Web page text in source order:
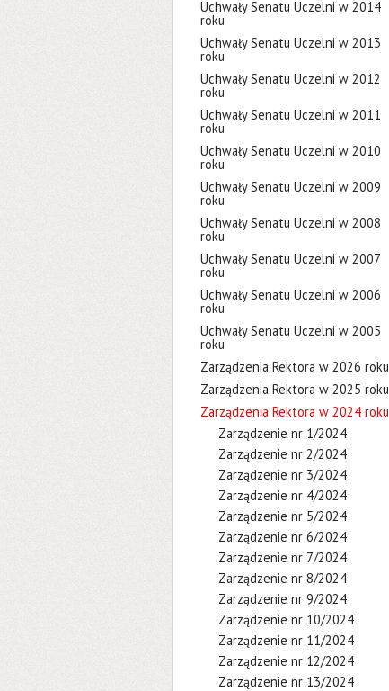
Uchwały Senatu Uczelni w 2014
roku
Uchwały Senatu Uczelni w 2013
roku
Uchwały Senatu Uczelni w 2012
roku
Uchwały Senatu Uczelni w 2011
roku
Uchwały Senatu Uczelni w 2010
roku
Uchwały Senatu Uczelni w 2009
roku
Uchwały Senatu Uczelni w 2008
roku
Uchwały Senatu Uczelni w 2007
roku
Uchwały Senatu Uczelni w 2006
roku
Uchwały Senatu Uczelni w 2005
roku
Zarządzenia Rektora w 2026 roku
Zarządzenia Rektora w 2025 roku
Zarządzenia Rektora w 2024 roku
Zarządzenie nr 1/2024
Zarządzenie nr 2/2024
Zarządzenie nr 3/2024
Zarządzenie nr 4/2024
Zarządzenie nr 5/2024
Zarządzenie nr 6/2024
Zarządzenie nr 7/2024
Zarządzenie nr 8/2024
Zarządzenie nr 9/2024
Zarządzenie nr 10/2024
Zarządzenie nr 11/2024
Zarządzenie nr 12/2024
Zarządzenie nr 13/2024